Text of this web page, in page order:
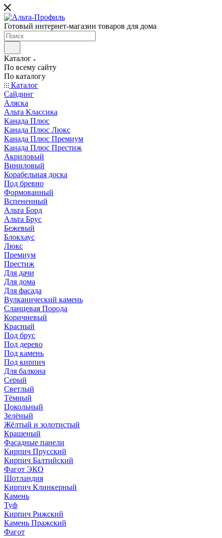
Готовый интернет-магазин товаров для дома
Каталог
По всему сайту
По каталогу
Каталог
Сайдинг
Аляска
Альта Классика
Канада Плюс
Канада Плюс Люкс
Канада Плюс Премиум
Канада Плюс Престиж
Акриловый
Виниловый
Корабельная доска
Под бревно
Формованный
Вспененный
Альта Борд
Альта Брус
Бежевый
Блокхаус
Люкс
Премиум
Престиж
Для дачи
Для дома
Для фасада
Вулканический камень
Сланцевая Порода
Коричневый
Красный
Под брус
Под дерево
Под камень
Под кирпич
Для балкона
Серый
Светлый
Тёмный
Цокольный
Зелёный
Жёлтый и золотистый
Крашеный
Фасадные панели
Кирпич Прусский
Кирпич Балтийский
Фагот ЭКО
Шотландия
Кирпич Клинкерный
Камень
Туф
Кирпич Рижский
Камень Пражский
Фагот